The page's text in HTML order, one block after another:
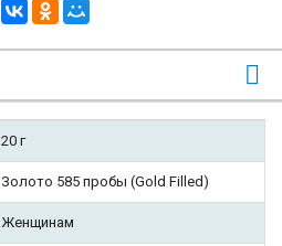
20 г
Золото 585 пробы (Gold Filled)
Женщинам